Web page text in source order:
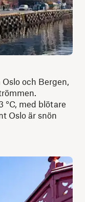
och Bergen,
°C, med blötare
Oslo är snön